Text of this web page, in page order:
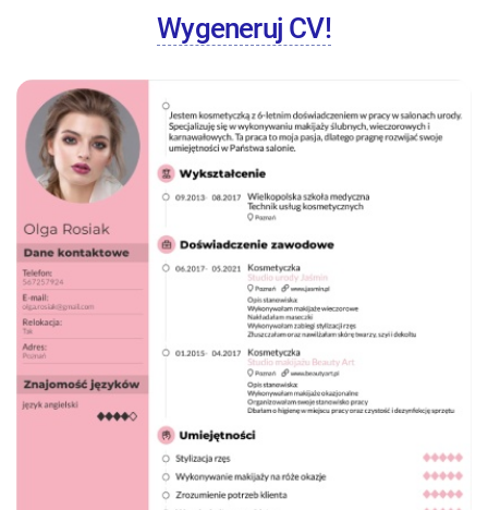
Wygeneruj CV!